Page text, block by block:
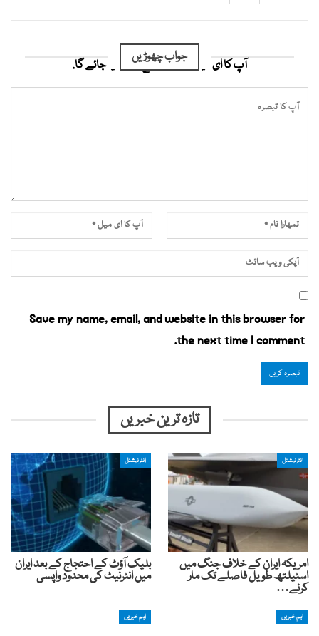
جواب چھوڑیں
آپ کا ای میل ایڈریس شائع نہیں کیا جائے گا.
Save my name, email, and website in this browser for
the next time I comment.
تازہ ترین خبریں
انٹرنیشنل
امریکہ ایران کے خلاف جنگ میں
اسٹیلتھ طویل فاصلے تک مار
کرنے…
انٹرنیشنل
بلیک آؤٹ کے احتجاج کے بعد ایران
میں انٹرنیٹ کی محدود واپسی
اہم خبریں اہم خبریں